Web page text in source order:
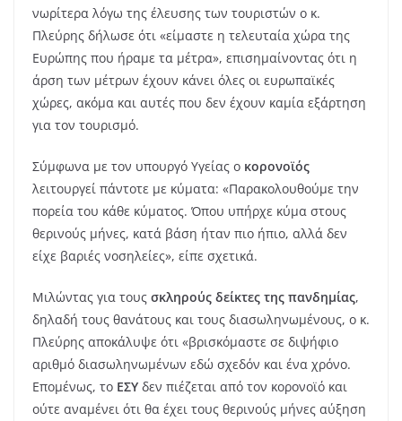
νωρίτερα λόγω της έλευσης των τουριστών ο κ.
Πλεύρης δήλωσε ότι «είμαστε η τελευταία χώρα της
Ευρώπης που ήραμε τα μέτρα», επισημαίνοντας ότι η
άρση των μέτρων έχουν κάνει όλες οι ευρωπαϊκές
χώρες, ακόμα και αυτές που δεν έχουν καμία εξάρτηση
για τον τουρισμό.
Σύμφωνα με τον υπουργό Υγείας ο κορονοϊός
λειτουργεί πάντοτε με κύματα: «Παρακολουθούμε την
πορεία του κάθε κύματος. Όπου υπήρχε κύμα στους
θερινούς μήνες, κατά βάση ήταν πιο ήπιο, αλλά δεν
είχε βαριές νοσηλείες», είπε σχετικά.
Μιλώντας για τους σκληρούς δείκτες της πανδημίας,
δηλαδή τους θανάτους και τους διασωληνωμένους, ο κ.
Πλεύρης αποκάλυψε ότι «βρισκόμαστε σε διψήφιο
αριθμό διασωληνωμένων εδώ σχεδόν και ένα χρόνο.
Επομένως, το ΕΣΥ δεν πιέζεται από τον κορονοϊό και
ούτε αναμένει ότι θα έχει τους θερινούς μήνες αύξηση